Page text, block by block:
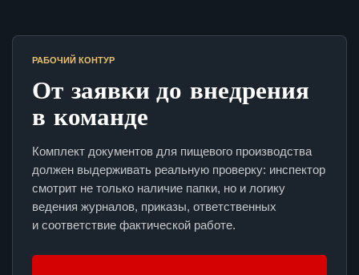
РАБОЧИЙ КОНТУР
От заявки до внедрения
в команде
Комплект документов для пищевого производства
должен выдерживать реальную проверку: инспектор
смотрит не только наличие папки, но и логику
ведения журналов, приказы, ответственных
и соответствие фактической работе.